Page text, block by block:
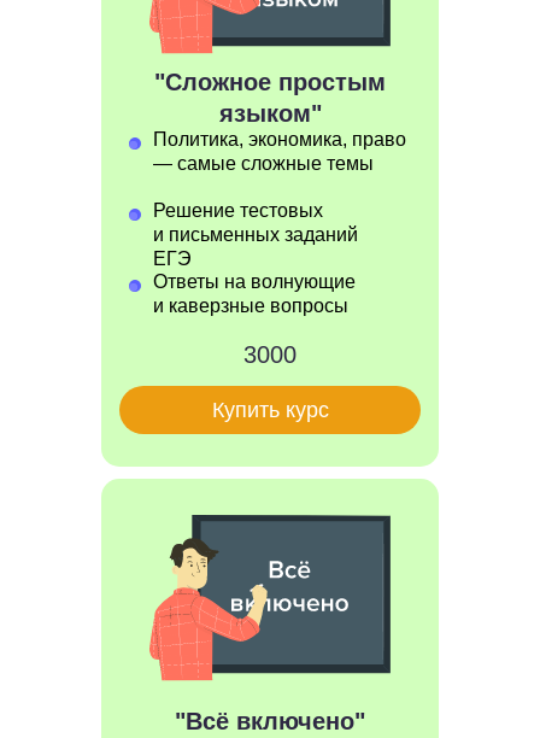
"Всё включено"
"Сложное простым
языком"
3000
Политика, экономика, право
— самые сложные темы
Решение тестовых
и письменных заданий
ЕГЭ
Ответы на волнующие
и каверзные вопросы
Купить курс